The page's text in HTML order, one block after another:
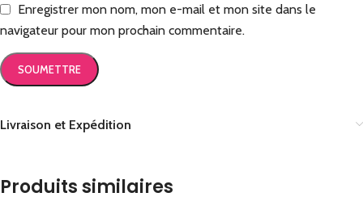
Enregistrer mon nom, mon e-mail et mon site dans le
navigateur pour mon prochain commentaire.
Livraison et Expédition
Produits similaires